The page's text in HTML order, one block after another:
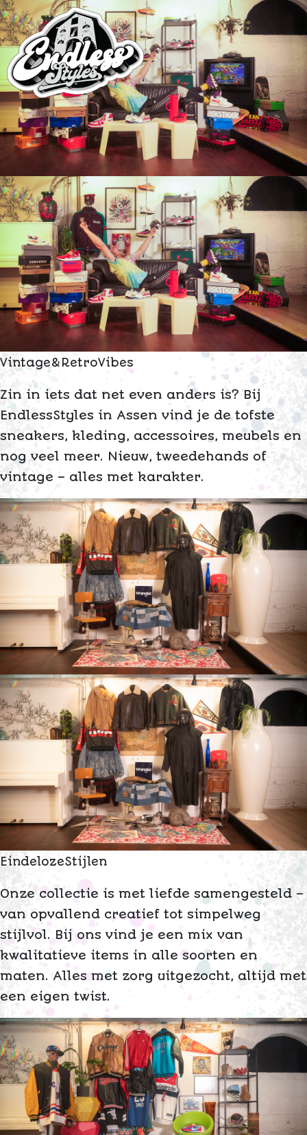
Vintage& RetroVibes
Zin in iets dat net even anders is? Bij
EndlessStyles in Assen vind je de tofste
sneakers, kleding, accessoires, meubels en
nog veel meer. Nieuw, tweedehands of
vintage – alles met karakter.
EindelozeStijlen
Onze collectie is met liefde samengesteld –
van opvallend creatief tot simpelweg
stijlvol. Bij ons vind je een mix van
kwalitatieve items in alle soorten en
maten. Alles met zorg uitgezocht, altijd met
een eigen twist.